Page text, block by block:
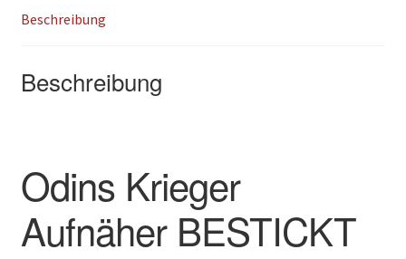
Beschreibung
Beschreibung
Odins Krieger
Aufnäher BESTICKT